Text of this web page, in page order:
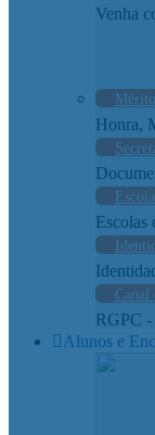
Venha
Honra,
Escolas
Canal
RGPC -
Alunos e